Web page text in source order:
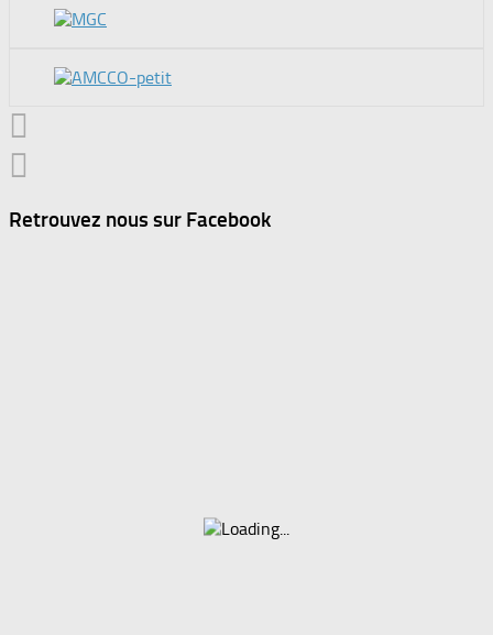
Retrouvez nous sur Facebook